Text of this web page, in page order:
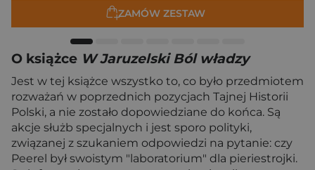
ZAMÓW ZESTAW
O książce W Jaruzelski Ból władzy
Jest w tej książce wszystko to, co było przedmiotem
rozważań w poprzednich pozycjach Tajnej Historii
Polski, a nie zostało dopowiedziane do końca. Są
akcje służb specjalnych i jest sporo polityki,
związanej z szukaniem odpowiedzi na pytanie: czy
Peerel był swoistym "laboratorium" dla pieriestrojki.